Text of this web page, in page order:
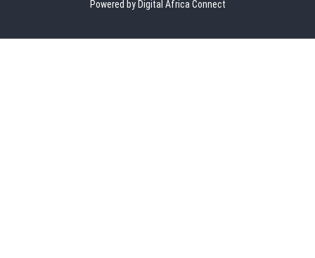
Powered by Digital Africa Connect